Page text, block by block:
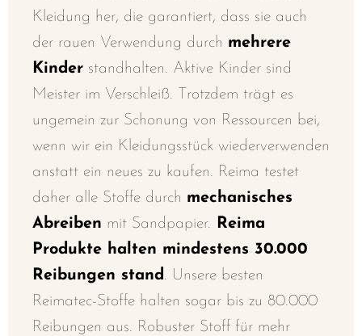
Kleidung her, die garantiert, dass sie auch
der rauen Verwendung durch mehrere
Kinder standhalten. Aktive Kinder sind
Meister im Verschleiß. Trotzdem trägt es
ungemein zur Schonung von Ressourcen bei,
wenn wir ein Kleidungsstück wiederverwenden
anstatt ein neues zu kaufen. Reima testet
daher alle Stoffe durch mechanisches
Abreiben mit Sandpapier. Reima
Produkte halten mindestens 30.000
Reibungen stand . Unsere besten
Reimatec-Stoffe halten sogar bis zu 80.000
Reibungen aus. Robuster Stoff für mehr